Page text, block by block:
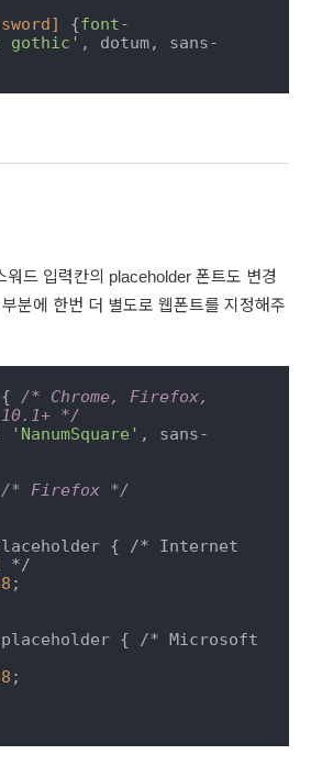
{font-
gothic' , dotum, sans-
워드 입력칸의 placeholder 폰트도 변경
분에 한번 더 별도로 웹폰트를 지정해주
{ /* Chrome, Firefox,
*/
'NanumSquare' , sans-
/* Firefox */
*/
;
;